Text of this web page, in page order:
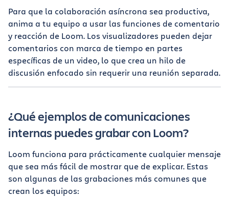
Para que la colaboración asíncrona sea productiva,
anima a tu equipo a usar las funciones de comentario
y reacción de Loom. Los visualizadores pueden dejar
comentarios con marca de tiempo en partes
específicas de un video, lo que crea un hilo de
discusión enfocado sin requerir una reunión separada.
¿Qué ejemplos de comunicaciones
internas puedes grabar con Loom?
Loom funciona para prácticamente cualquier mensaje
que sea más fácil de mostrar que de explicar. Estas
son algunas de las grabaciones más comunes que
crean los equipos: